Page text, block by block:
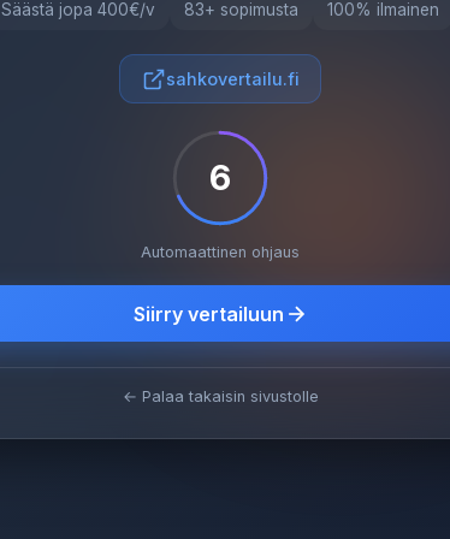
Säästä jopa 400€/v 83+ sopimusta 100% ilmainen
sahkovertailu.fi
5
Automaattinen ohjaus
Siirry vertailuun
← Palaa takaisin sivustolle